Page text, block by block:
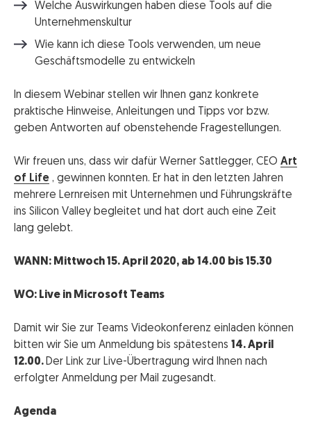
Welche Auswirkungen haben diese Tools auf die
Unternehmenskultur
Wie kann ich diese Tools verwenden, um neue
Geschäftsmodelle zu entwickeln
In diesem Webinar stellen wir Ihnen ganz konkrete
praktische Hinweise, Anleitungen und Tipps vor bzw.
geben Antworten auf obenstehende Fragestellungen.
Wir freuen uns, dass wir dafür Werner Sattlegger, CEO Art
of Life , gewinnen konnten. Er hat in den letzten Jahren
mehrere Lernreisen mit Unternehmen und Führungskräfte
ins Silicon Valley begleitet und hat dort auch eine Zeit
lang gelebt.
WANN: Mittwoch 15. April 2020, ab 14.00 bis 15.30
WO: Live in Microsoft Teams
Damit wir Sie zur Teams Videokonferenz einladen können
bitten wir Sie um Anmeldung bis spätestens 14. April
12.00. Der Link zur Live-Übertragung wird Ihnen nach
erfolgter Anmeldung per Mail zugesandt.
Agenda